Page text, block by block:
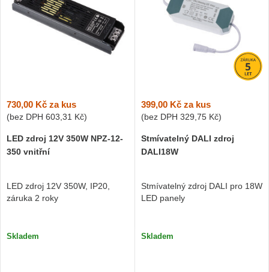
730,00 Kč za kus
(bez DPH 603,31 Kč)
LED zdroj 12V 350W NPZ-12-
350 vnitřní
LED zdroj 12V 350W, IP20,
záruka 2 roky
Skladem
399,00 Kčza kus
(bez DPH 329,75 Kč)
Stmívatelný DALI zdroj
DALI18W
Stmívatelný zdroj DALI pro 18W
LED panely
Skladem